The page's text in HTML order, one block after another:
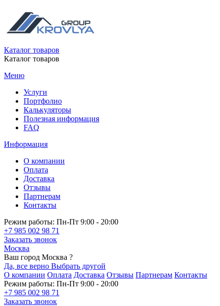
Каталог товаров
Каталог товаров
Меню
Услуги
Портфолио
Калькуляторы
Полезная информация
FAQ
Информация
О компании
Оплата
Доставка
Отзывы
Партнерам
Контакты
Режим работы: Пн-Пт 9:00 - 20:00
+7 985 002 98 71
Заказать звонок
Москва
Ваш город Москва ?
Да, все верно Выбрать другой
О компании Оплата Доставка Отзывы Партнерам Контакты
Режим работы: Пн-Пт 9:00 - 20:00
+7 985 002 98 71
Заказать звонок